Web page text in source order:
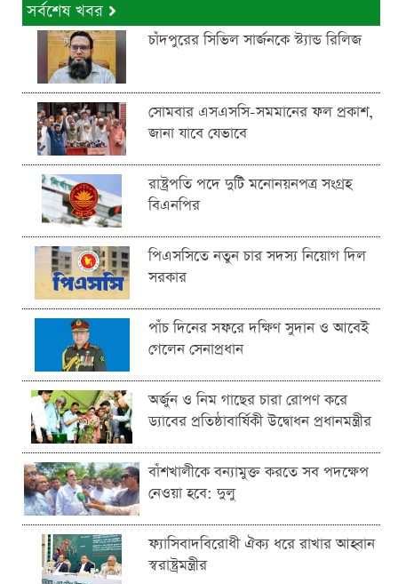
সর্বশেষ খবর
চাঁদপুরের সিভিল সার্জনকে স্ট্যান্ড রিলিজ
সোমবার এসএসসি-সমমানের ফল প্রকাশ,
জানা যাবে যেভাবে
রাষ্ট্রপতি পদে দুটি মনোনয়নপত্র সংগ্রহ
বিএনপির
পিএসসিতে নতুন চার সদস্য নিয়োগ দিল
সরকার
পাঁচ দিনের সফরে দক্ষিণ সুদান ও আবেই
গেলেন সেনাপ্রধান
অর্জুন ও নিম গাছের চারা রোপণ করে
ড্যাবের প্রতিষ্ঠাবার্ষিকী উদ্বোধন প্রধানমন্ত্রীর
বাঁশখালীকে বন্যামুক্ত করতে সব পদক্ষেপ
নেওয়া হবে: দুলু
ফ্যাসিবাদবিরোধী ঐক্য ধরে রাখার আহ্বান
স্বরাষ্ট্রমন্ত্রীর